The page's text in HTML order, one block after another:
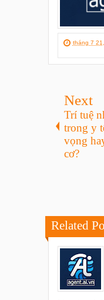
tháng 7
Next
Trí tuệ
trong y
vọng
cơ?
Related